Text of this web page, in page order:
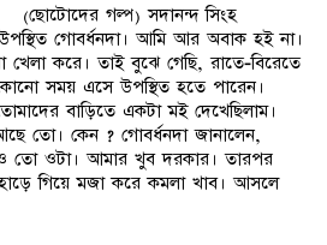
(ছোটোদের গল্প) সদানন্দ সিংহ
গোবর্ধনদা। আমি আর অবাক হই না।
খেলা করে। তাই বুঝে গেছি, রাতে-বিরেতে
সময় এসে উপস্থিত হতে পারেন।
বাড়িতে একটা মই দেখেছিলাম।
তো। কেন ? গোবর্ধনদা জানালেন,
তো ওটা। আমার খুব দরকার। তারপর
গিয়ে মজা করে কমলা খাব। আসলে